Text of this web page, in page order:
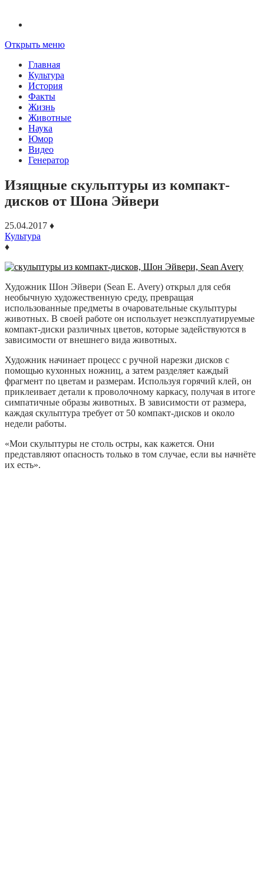
Открыть меню
Главная
Культура
История
Факты
Жизнь
Животные
Наука
Юмор
Видео
Генератор
Изящные скульптуры из компакт-
дисков от Шона Эйвери
25.04.2017 ♦
Культура
♦
Художник Шон Эйвери (Sean E. Avery) открыл для себя
необычную художественную среду, превращая
использованные предметы в очаровательные скульптуры
животных. В своей работе он использует неэксплуатируемые
компакт-диски различных цветов, которые задействуются в
зависимости от внешнего вида животных.
Художник начинает процесс с ручной нарезки дисков с
помощью кухонных ножниц, а затем разделяет каждый
фрагмент по цветам и размерам. Используя горячий клей, он
приклеивает детали к проволочному каркасу, получая в итоге
симпатичные образы животных. В зависимости от размера,
каждая скульптура требует от 50 компакт-дисков и около
недели работы.
«Мои скульптуры не столь остры, как кажется. Они
представляют опасность только в том случае, если вы начнёте
их есть».